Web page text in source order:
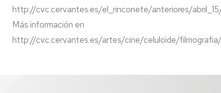
http://cvc.cervantes.es/el_rinconete/anteriores/
Más información en
http://cvc.cervantes.es/artes/cine/celuloide/